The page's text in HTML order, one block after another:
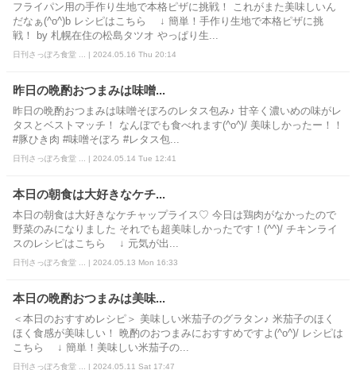
フライパン用の手作り生地で本格ピザに挑戦！ これがまた美味しいん
だなぁ(^o^)b レシピはこちら ↓ 簡単！手作り生地で本格ピザに挑
戦！ by 札幌在住の松島タツオ やっぱり生...
日刊さっぽろ食堂 ... | 2024.05.16 Thu 20:14
昨日の晩酌おつまみは味噌...
昨日の晩酌おつまみは味噌そぼろのレタス包み♪ 甘辛く濃いめの味がレ
タスとベストマッチ！ なんぼでも食べれます(^o^)/ 美味しかったー！！
#豚ひき肉 #味噌そぼろ #レタス包...
日刊さっぽろ食堂 ... | 2024.05.14 Tue 12:41
本日の朝食は大好きなケチ...
本日の朝食は大好きなケチャップライス♡ 今日は鶏肉がなかったので
野菜のみになりました それでも超美味しかったです！(^^)/ チキンライ
スのレシピはこちら ↓ 元気が出...
日刊さっぽろ食堂 ... | 2024.05.13 Mon 16:33
本日の晩酌おつまみは美味...
＜本日のおすすめレシピ＞ 美味しい米茄子のグラタン♪ 米茄子のほく
ほく食感が美味しい！ 晩酌のおつまみにおすすめですよ(^o^)/ レシピは
こちら ↓ 簡単！美味しい米茄子の...
日刊さっぽろ食堂 ... | 2024.05.11 Sat 17:47